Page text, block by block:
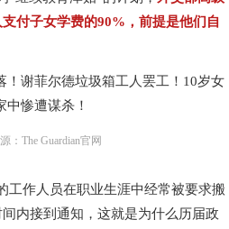
付子女学费的90%，前提是他们自
：The Guardian官网
工作人员在职业生涯中经常被要求搬
内接到通知，这就是为什么历届政